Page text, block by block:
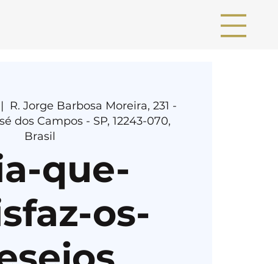
R. Jorge Barbosa Moreira, 231 -
dos Campos - SP, 12243-070,
Brasil
que-
os-